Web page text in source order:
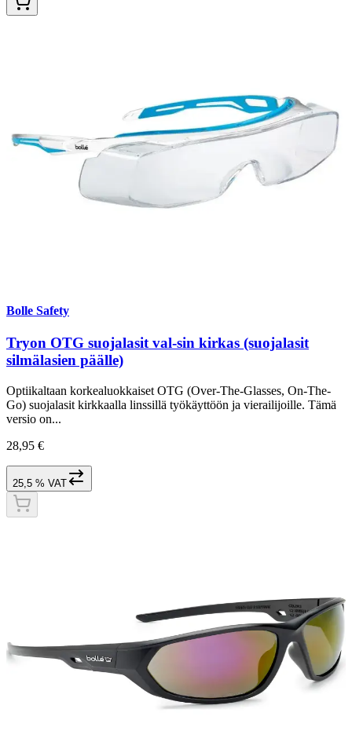
Bolle Safety
Tryon OTG suojalasit val-sin kirkas (suojalasit
silmälasien päälle)
Optiikaltaan korkealuokkaiset OTG (Over-The-Glasses, On-The-
Go) suojalasit kirkkaalla linssillä työkäyttöön ja vierailijoille. Tämä
versio on...
28,95 €
25,5 % VAT